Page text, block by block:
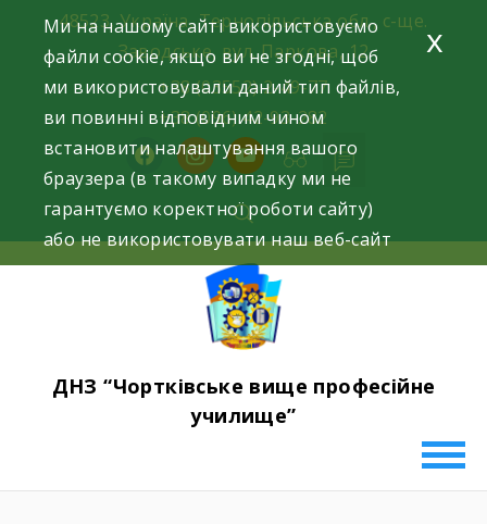
content
48523, Україна, Тернопільська обл., с-ще.
Заводське, вул. Паркова, 12
+38 (03552) 2-49-77
+38 (096) 42-93-282
facebookinstagramyoutube
ДНЗ “Чортківське вище професійне
училище”
Ми на нашому сайті використовуємо
файли cookie, якщо ви не згодні, щоб
ми використовували даний тип файлів,
ви повинні відповідним чином
встановити налаштування вашого
браузера (в такому випадку ми не
гарантуємо коректної роботи сайту)
або не використовувати наш веб-сайт
x